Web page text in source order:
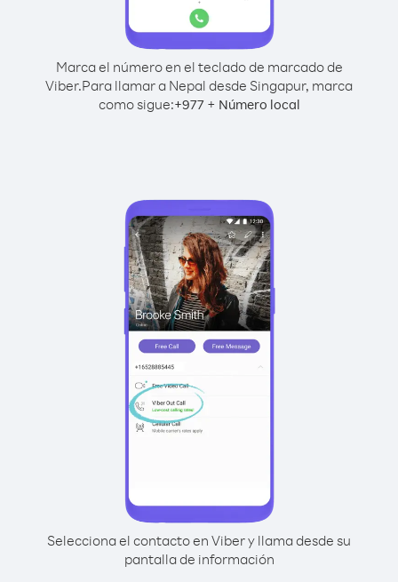
Marca el número en el teclado de marcado de
Viber.Para llamar a Nepal desde Singapur, marca
como sigue:+977+ Número local
Selecciona el contacto en Viber y llama desde su
pantalla de información